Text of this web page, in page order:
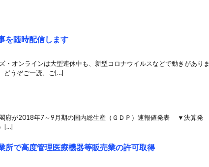
を随時配信します
・オンラインは大型連休中も、新型コロナウイルスなどで動きがありま
どうぞご一読、ご[…]
が2018年7～9月期の国内総生産（ＧＤＰ）速報値発表 ▼決算発
[…]
所で高度管理医療機器等販売業の許可取得